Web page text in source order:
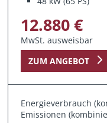
12.880 €
MwSt. ausweisbar
ZUM ANGEBOT
Energieverbrauch
Emissionen